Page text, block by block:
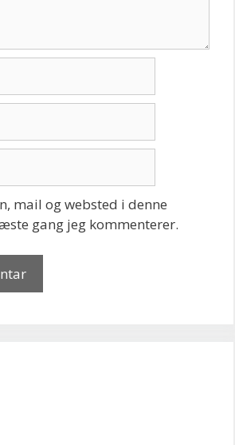
mail og websted i denne
gang jeg kommenterer.